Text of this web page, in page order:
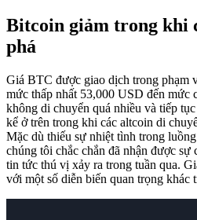
Bitcoin giảm trong khi
phá
Giá BTC được giao dịch trong phạm
mức thấp nhất 53,000 USD đến mức
không di chuyển quá nhiều và tiếp
kể ở trên trong khi các altcoin di
Mặc dù thiếu sự nhiệt tình trong
chúng tôi chắc chắn đã nhận được sự
tin tức thú vị xảy ra trong tuần qua.
với một số diễn biến quan trọng khác